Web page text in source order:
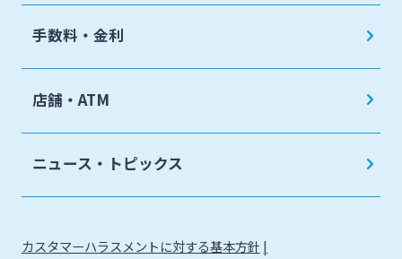
手数料・金利
店舗・ATM
ニュース・トピックス
カスタマーハラスメントに対する基本方針